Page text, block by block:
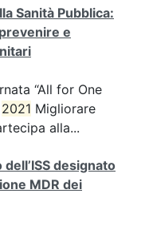
Sanità Pubblica:
e
“All for One
2021 Migliorare
alla...
designato
MDR dei